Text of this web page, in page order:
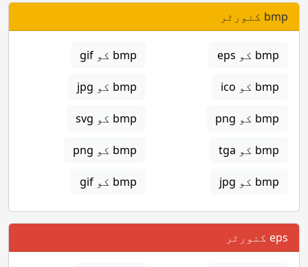
bmp کنورٹر
bmp کو eps bmp کو gif
bmp کو ico bmp کو jpg
bmp کو png bmp کو svg
bmp کو tga bmp کو png
bmp کو jpg bmp کو gif
eps کنورٹر